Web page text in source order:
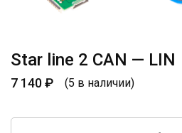
Star line 2 CAN — LIN
7 140₽ (5 в наличии)